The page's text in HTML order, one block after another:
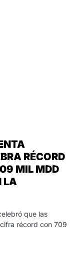
RÉCORD
MIL MDD
LA
que las
récord con 709